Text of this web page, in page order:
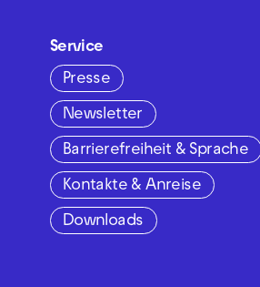
Service
Presse
Newsletter
Barrierefreiheit & Sprache
Kontakte & Anreise
Downloads